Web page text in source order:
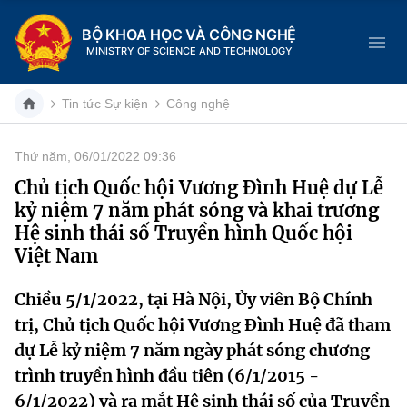
BỘ KHOA HỌC VÀ CÔNG NGHỆ
MINISTRY OF SCIENCE AND TECHNOLOGY
Danh mục
Trang chủ
Giới thiệu
Chức năng nhiệm vụ
Cơ cấu tổ chức
Lịch sử phát triển
Tin tức sự kiện
Khoa học và Công nghệ
Đổi mới sáng tạo
Dịch vụ công
Hệ thống văn bản
Tin tức Sự kiện Công nghệ
Thứ năm, 06/01/2022 09:36
Chủ tịch Quốc hội Vương Đình Huệ dự Lễ
kỷ niệm 7 năm phát sóng và khai trương
Hệ sinh thái số Truyền hình Quốc hội
Việt Nam
Chiều 5/1/2022, tại Hà Nội, Ủy viên Bộ Chính
trị, Chủ tịch Quốc hội Vương Đình Huệ đã tham
dự Lễ kỷ niệm 7 năm ngày phát sóng chương
trình truyền hình đầu tiên (6/1/2015 -
6/1/2022) và ra mắt Hệ sinh thái số của Truyền